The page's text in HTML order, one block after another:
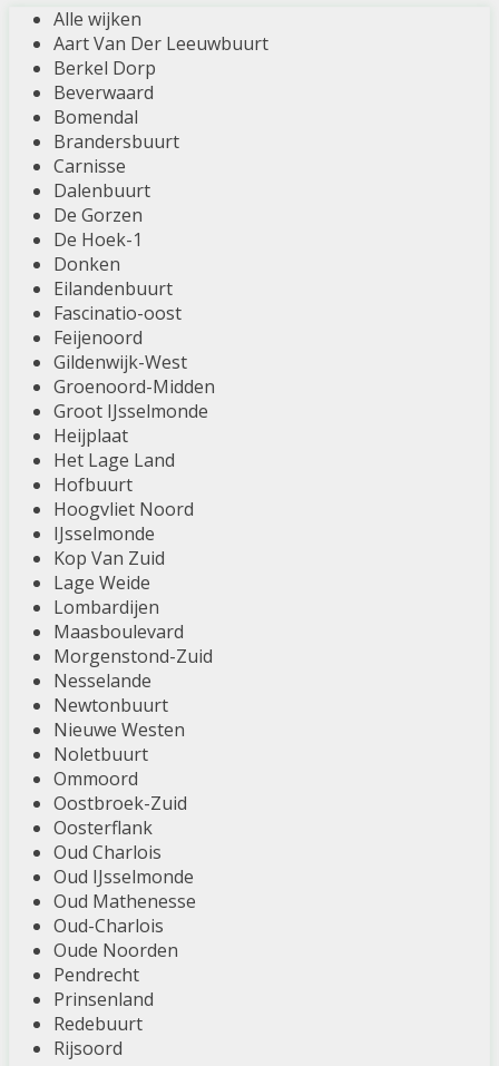
Alle wijken
Aart Van Der Leeuwbuurt
Berkel Dorp
Beverwaard
Bomendal
Brandersbuurt
Carnisse
Dalenbuurt
De Gorzen
De Hoek-1
Donken
Eilandenbuurt
Fascinatio-oost
Feijenoord
Gildenwijk-West
Groenoord-Midden
Groot IJsselmonde
Heijplaat
Het Lage Land
Hofbuurt
Hoogvliet Noord
IJsselmonde
Kop Van Zuid
Lage Weide
Lombardijen
Maasboulevard
Morgenstond-Zuid
Nesselande
Newtonbuurt
Nieuwe Westen
Noletbuurt
Ommoord
Oostbroek-Zuid
Oosterflank
Oud Charlois
Oud IJsselmonde
Oud Mathenesse
Oud-Charlois
Oude Noorden
Pendrecht
Prinsenland
Redebuurt
Rijsoord